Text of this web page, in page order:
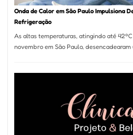
Onda de Calor em São Paulo Impulsiona
Refrigeração
As altas temperaturas, atingindo até
novembro em São Paulo,